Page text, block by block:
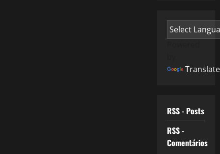
Translate
RSS - Posts
RSS -
Comentários